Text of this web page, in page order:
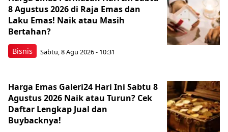
Bisnis
8 Agustus 2026 di Raja Emas dan
Laku Emas! Naik atau Masih
Bertahan?
Sabtu, 8 Agu 2026 - 10:31
Harga Emas Galeri24 Hari Ini Sabtu 8
Agustus 2026 Naik atau Turun? Cek
Daftar Lengkap Jual dan
Buybacknya!